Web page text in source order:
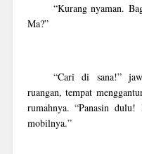
“Kurang nyaman.
Ma?”
“Cari di sana!”
ruangan, tempat
rumahnya. “Panasin
mobilnya.”